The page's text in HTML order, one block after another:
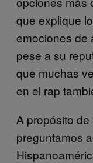
que explique
emociones de
pese a su
que muchas
en el rap
A propósito
preguntamos